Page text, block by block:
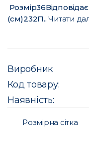
(см)232П..Читати
Виробник
Код товару:
Наявність:
Розмірна сітка